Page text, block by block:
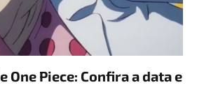
One Piece: Confira a data e